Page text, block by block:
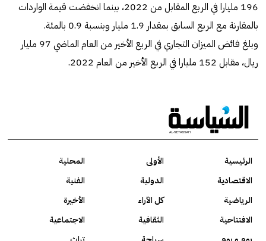
196 مليارا في الربع المقابل من 2022، بينما انخفضت قيمة الواردات
بالمقارنة مع الربع السابق بمقدار 1.9 مليار وبنسبة 0.9 بالمئة.
وبلغ فائض الميزان التجاري في الربع الأخير من العام الماضي 97 مليار
ريال، مقابل 152 مليارا في الربع الأخير من العام 2022.
الرئيسية الأولى
المحلية
الاقتصادية
الدولية
الفنية
الرياضية
كل الآراء
الأخيرة
الافتتاحية
الثقافية
الاجتماعية